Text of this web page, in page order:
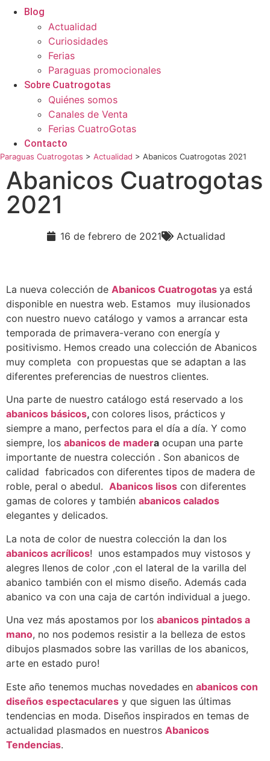
Blog
Actualidad
Curiosidades
Ferias
Paraguas promocionales
Sobre Cuatrogotas
Quiénes somos
Canales de Venta
Ferias CuatroGotas
Contacto
Paraguas Cuatrogotas > Actualidad > Abanicos Cuatrogotas 2021
Abanicos Cuatrogotas
2021
16 de febrero de 2021 Actualidad
La nueva colección de Abanicos Cuatrogotas ya está
disponible en nuestra web. Estamos muy ilusionados
con nuestro nuevo catálogo y vamos a arrancar esta
temporada de primavera-verano con energía y
positivismo. Hemos creado una colección de Abanicos
muy completa con propuestas que se adaptan a las
diferentes preferencias de nuestros clientes.
Una parte de nuestro catálogo está reservado a los
abanicos básicos, con colores lisos, prácticos y
siempre a mano, perfectos para el día a día. Y como
siempre, los abanicos de madera ocupan una parte
importante de nuestra colección . Son abanicos de
calidad fabricados con diferentes tipos de madera de
roble, peral o abedul. Abanicos lisos con diferentes
gamas de colores y también abanicos calados
elegantes y delicados.
La nota de color de nuestra colección la dan los
abanicos acrílicos! unos estampados muy vistosos y
alegres llenos de color ,con el lateral de la varilla del
abanico también con el mismo diseño. Además cada
abanico va con una caja de cartón individual a juego.
Una vez más apostamos por los abanicos pintados a
mano, no nos podemos resistir a la belleza de estos
dibujos plasmados sobre las varillas de los abanicos,
arte en estado puro!
Este año tenemos muchas novedades en abanicos con
diseños espectaculares y que siguen las últimas
tendencias en moda. Diseños inspirados en temas de
actualidad plasmados en nuestros Abanicos
Tendencias.